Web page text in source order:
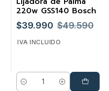
220w GSS140 Bosch
$39.990 $49.590
IVA INCLUIDO
Cantidad